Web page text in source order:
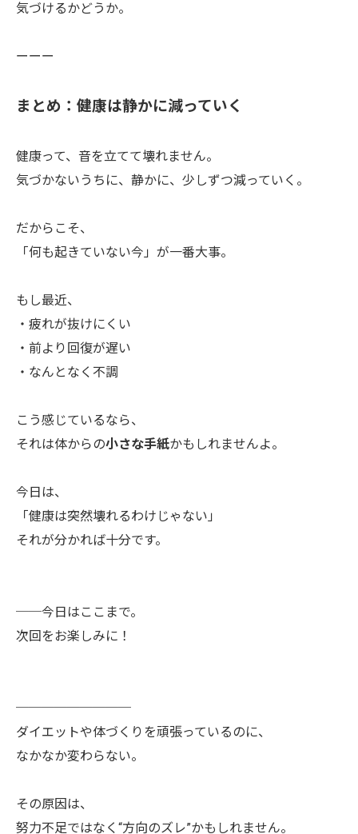
気づけるかどうか。
ーーー
まとめ：健康は静かに減っていく
健康って、音を立てて壊れません。
気づかないうちに、静かに、少しずつ減っていく。
だからこそ、
「何も起きていない今」が一番大事。
もし最近、
・疲れが抜けにくい
・前より回復が遅い
・なんとなく不調
こう感じているなら、
それは体からの小さな手紙かもしれませんよ。
今日は、
「健康は突然壊れるわけじゃない」
それが分かれば十分です。
──今日はここまで。
次回をお楽しみに！
─────────
ダイエットや体づくりを頑張っているのに、
なかなか変わらない。
その原因は、
努力不足ではなく“方向のズレ”かもしれません。